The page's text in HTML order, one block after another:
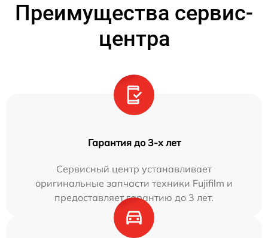
Преимущества сервис-
центра
Гарантия до 3-х лет
Сервисный центр устанавливает
оригинальные запчасти техники Fujifilm и
предоставляет гарантию до 3 лет.